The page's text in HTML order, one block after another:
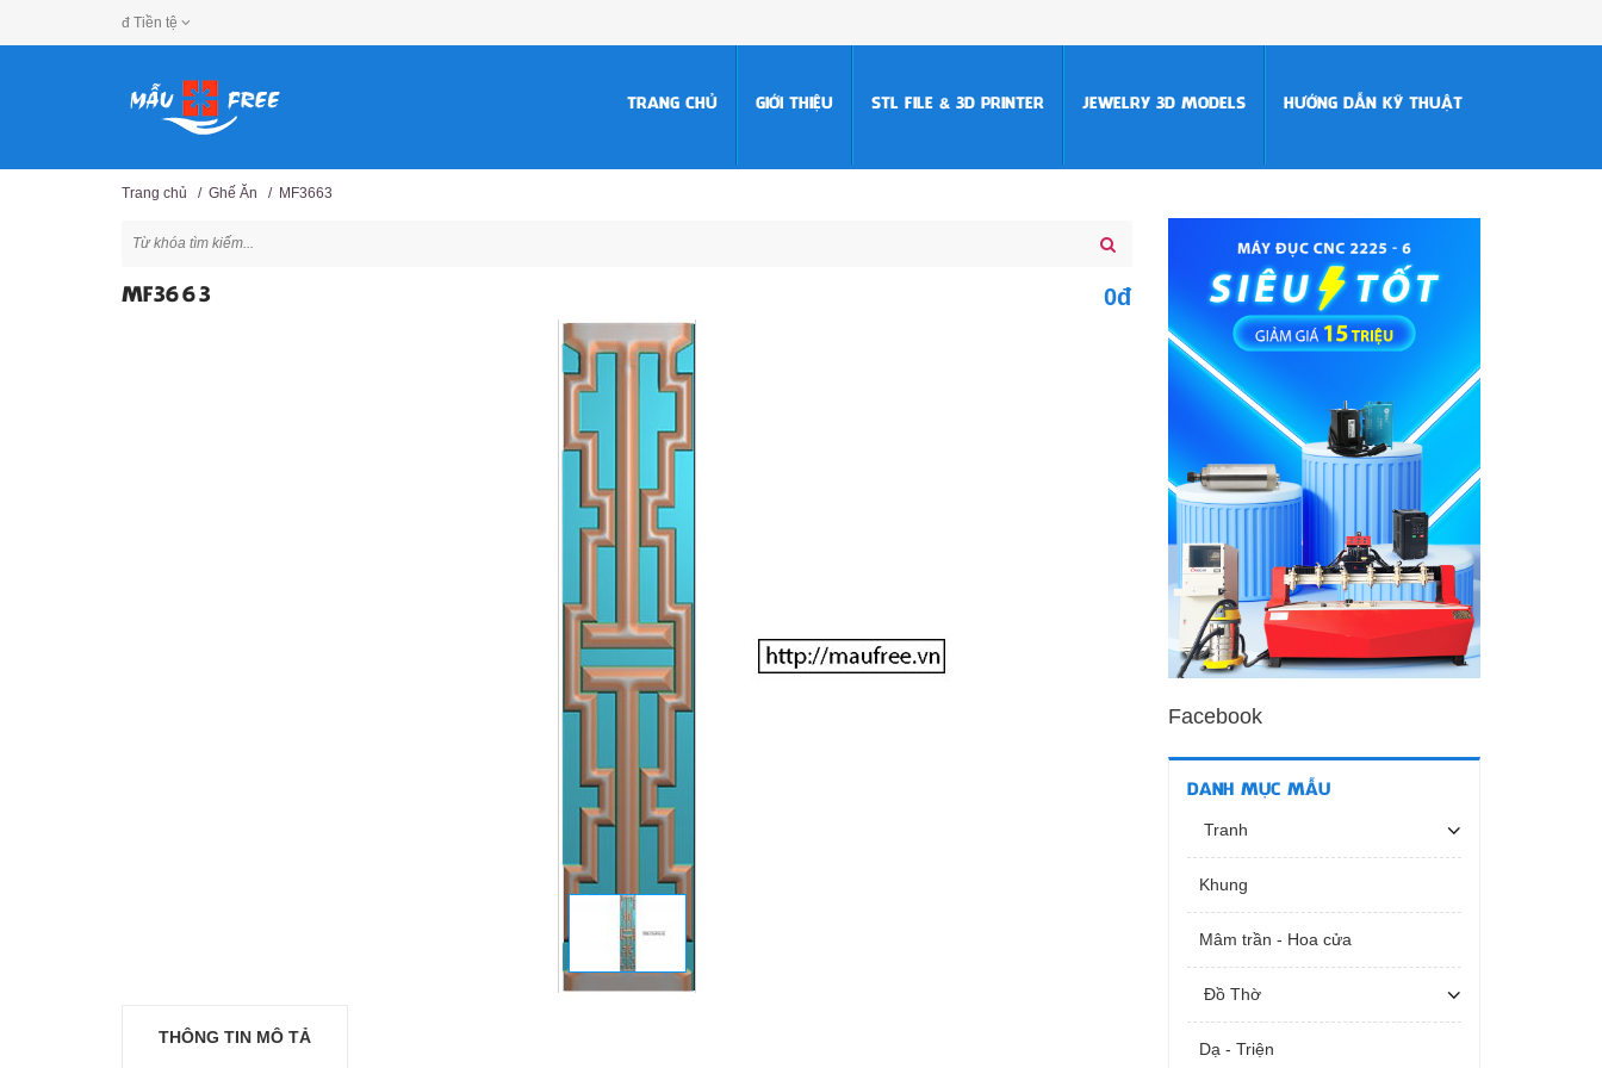
đ Tiền tệ
TRANG CHỦ GIỚI THIỆU STL FILE & 3D PRINTER JEWELRY 3D MODELS HƯỚNG DẪN KỸ THUẬT
Trang chủ / Ghế Ăn / MF3663
MF3663 0đ
THÔNG TIN MÔ TẢ
Facebook
DANH MỤC MẪU
Tranh
Khung
Mâm trần - Hoa cửa
Đồ Thờ
Dạ - Triện